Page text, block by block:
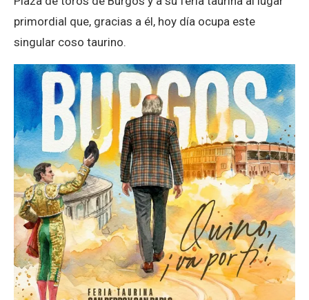
primordial que, gracias a él, hoy día ocupa este
singular coso taurino.